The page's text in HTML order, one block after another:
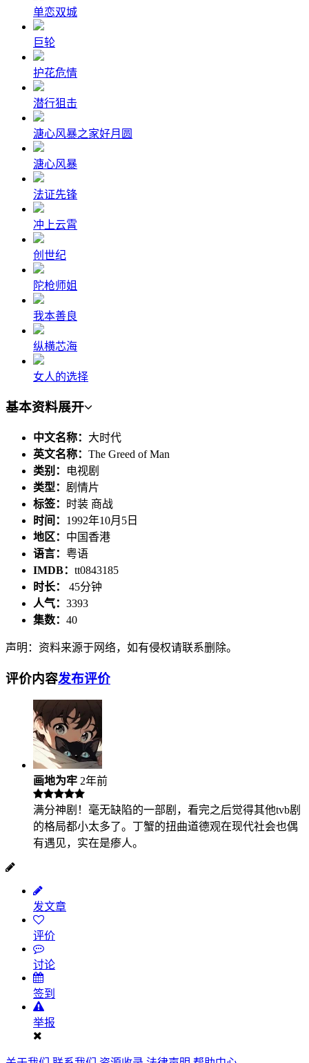
单恋双城
巨轮
护花危情
潜行狙击
溏心风暴之家好月圆
溏心风暴
法证先锋
冲上云霄
创世纪
陀枪师姐
我本善良
纵横芯海
女人的选择
基本资料展开
中文名称： 大时代
英文名称： The Greed of Man
类别：
电视剧
类型： 剧情片
标签：
时装 商战
时间： 1992年10月5日
地区： 中国香港
语言： 粤语
IMDB： tt0843185
时长： 45分钟
人气： 3393
集数： 40
声明：资料来源于网络，如有侵权请联系删除。
评价内容发布评价
画地为牢 2年前
满分神剧！毫无缺陷的一部剧，看完之后觉得其他tvb剧
的格局都小太多了。丁蟹的扭曲道德观在现代社会也偶
有遇见，实在是瘆人。
发文章
评价
讨论
签到
举报